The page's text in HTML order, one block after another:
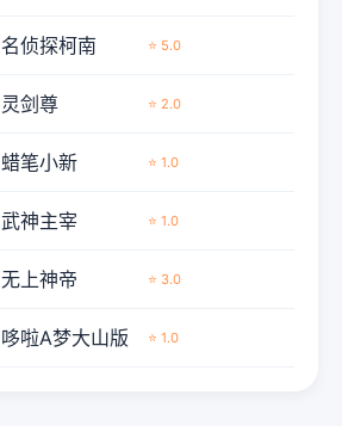
名侦探柯南 ⭐ 5.0
灵剑尊 ⭐ 2.0
蜡笔小新 ⭐ 1.0
武神主宰 ⭐ 1.0
无上神帝 ⭐ 3.0
哆啦A梦大山版 ⭐ 1.0